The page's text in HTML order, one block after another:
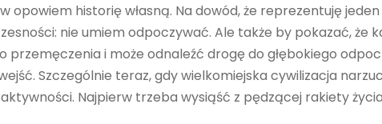
opowiem historię własną. Na dowód, że reprezentuję
nie umiem odpoczywać. Ale także by pokazać, że
przemęczenia i może odnaleźć drogę do głębokiego
Szczególnie teraz, gdy wielkomiejska cywilizacja
Najpierw trzeba wysiąść z pędzącej rakiety